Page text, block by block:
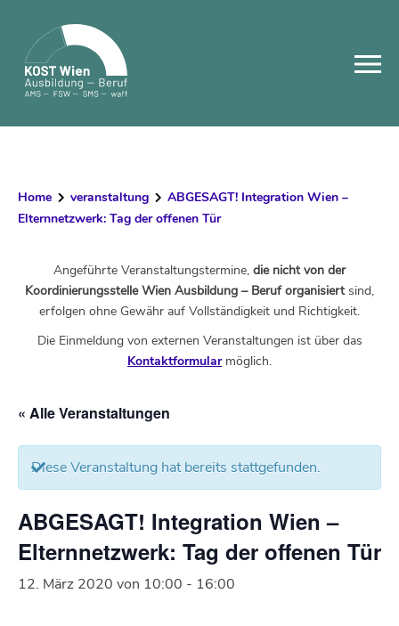
content
Home veranstaltung
ABGESAGT! Integration Wien –
Elternnetzwerk: Tag der offenen Tür
Angeführte Veranstaltungstermine, die nicht von der
Koordinierungsstelle Wien Ausbildung – Beruf organisiertsind,
erfolgen ohne Gewähr auf Vollständigkeit und Richtigkeit.
Die Einmeldung von externen Veranstaltungen ist über das
Kontaktformularmöglich.
« Alle Veranstaltungen
Diese Veranstaltung hat bereits stattgefunden.
ABGESAGT! Integration Wien –
Elternnetzwerk: Tag der offenen Tür
12. März 2020 von 10:00 - 16:00